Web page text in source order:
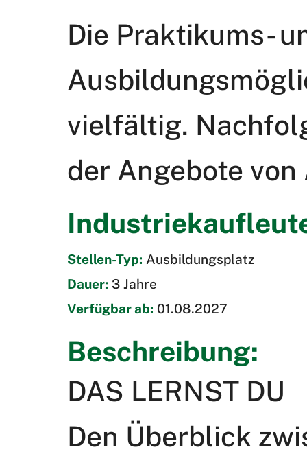
Die Praktikums-
vielfältig.
der Angebote von
Stellen-Typ: Ausbildungsplatz
Dauer: 3 Jahre
Verfügbar ab: 01.08.2027
Beschreibung:
DAS LERNST DU
Den Überblick